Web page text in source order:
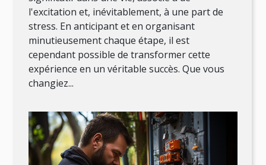
l'excitation et, inévitablement, à une part de
stress. En anticipant et en organisant
minutieusement chaque étape, il est
cependant possible de transformer cette
expérience en un véritable succès. Que vous
changiez...